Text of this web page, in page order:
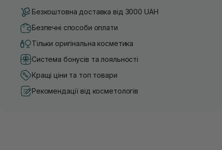
Безкоштовна доставка від 3000 UAH
Безпечні способи оплати
Тільки оригінальна косметика
Система бонусів та лояльності
Кращі ціни та топ товари
Рекомендації від косметологів